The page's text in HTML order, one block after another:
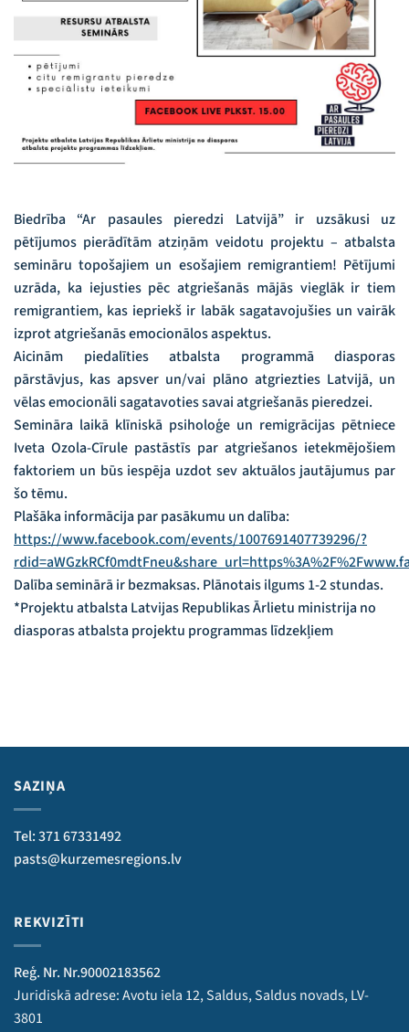
Biedrība “Ar pasaules pieredzi Latvijā” ir uzsākusi uz
pētījumos pierādītām atziņām veidotu projektu – atbalsta
semināru topošajiem un esošajiem remigrantiem! Pētījumi
uzrāda, ka iejusties pēc atgriešanās mājās vieglāk ir tiem
remigrantiem, kas iepriekš ir labāk sagatavojušies un vairāk
izprot atgriešanās emocionālos aspektus.
Aicinām piedalīties atbalsta programmā diasporas
pārstāvjus, kas apsver un/vai plāno atgriezties Latvijā, un
vēlas emocionāli sagatavoties savai atgriešanās pieredzei.
Semināra laikā klīniskā psiholoģe un remigrācijas pētniece
Iveta Ozola-Cīrule pastāstīs par atgriešanos ietekmējošiem
faktoriem un būs iespēja uzdot sev aktuālos jautājumus par
šo tēmu.
Plašāka informācija par pasākumu un dalība:
https://www.facebook.com/events/1007691407739296/?
Dalība seminārā ir bezmaksas. Plānotais ilgums 1-2 stundas.
*Projektu atbalsta Latvijas Republikas Ārlietu ministrija no
diasporas atbalsta projektu programmas līdzekļiem
SAZIŅA
Tel: 371 67331492
pasts@kurzemesregions.lv
REKVIZĪTI
Reģ. Nr. Nr.90002183562
Juridiskā adrese: Avotu iela 12, Saldus, Saldus novads, LV-
3801